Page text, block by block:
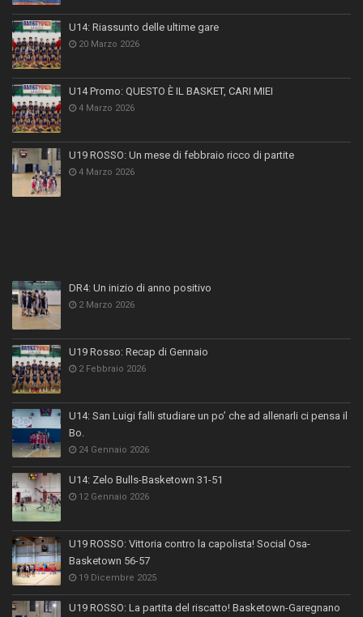
U14: Riassunto delle ultime gare
20 Marzo 2026
U14 Promo: QUESTO È IL BASKET, CARI MIEI
4 Marzo 2026
U19 ROSSO: Un mese di febbraio ricco di partite
4 Marzo 2026
DR4: Un inizio di anno positivo
2 Marzo 2026
U19 Rosso: Recap di Gennaio
2 Febbraio 2026
U14: San Luigi falli studiare un po’ che ad allenarli ci pensa il
Bo.
24 Gennaio 2026
U14: Zelo Bulls-Basketown 31-51
12 Gennaio 2026
U19 ROSSO: Vittoria contro la capolista! Social Osa-
Basketown 56-57
19 Dicembre 2025
U19 ROSSO: La partita del riscatto! Basketown-Garegnano